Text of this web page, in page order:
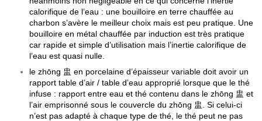
calorifique de l’eau : une bouilloire en terre chauffée au
charbon s’avère le meilleur choix mais est peu pratique. Une
bouilloire en métal chauffée par induction est très pratique
car rapide et simple d’utilisation mais l’inertie calorifique de
l’eau est quasi nulle.
le zhōng 盅 en porcelaine d’épaisseur variable doit avoir un
rapport table d’air / table d’eau approprié lorsque que le thé
infuse : rapport entre eau et thé contenu dans le zhōng 盅 et
l’air emprisonné sous le couvercle du zhōng 盅. Si celui-ci
n’est pas adapté à chaque type de thé, le thé peut ne pas